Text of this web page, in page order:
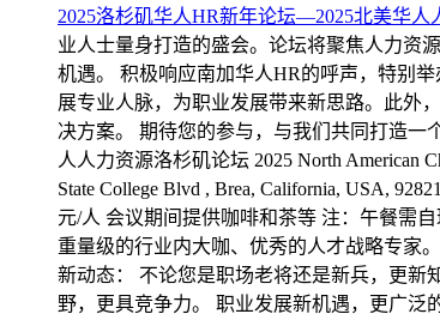
2025洛杉矶华人HR新年论坛—2025北美华
业人士量身打造的盛会。论坛将聚焦人力资
机遇。 积极响应南加华人HR的呼声，特别
展专业人脉，为职业发展带来新思路。此外
决方案。 期待您的参与，与我们共同打造一
人人力资源洛杉矶论坛 2025 North American
State College Blvd , Brea, California, USA,
元/人 会议期间提供咖啡和茶等 注：午餐需
重量级的行业内大咖、优秀的人才战略专家
新动态： 不论您是职场老将还是新兵，更新
野，更具竞争力。 职业发展新机遇，更广泛